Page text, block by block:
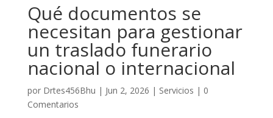
Qué documentos se
necesitan para gestionar
un traslado funerario
nacional o internacional
por Drtes456Bhu | Jun 2, 2026 | Servicios | 0
Comentarios